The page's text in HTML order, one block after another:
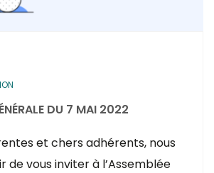
DU 7 MAI 2022
et chers adhérents, nous
de vous inviter à l’Assemblée